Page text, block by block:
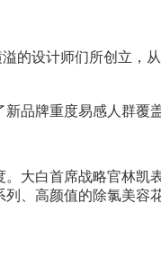
的设计师们所创立，
品牌重度易感人群覆
大白首席战略官林凯
列、高颜值的除氯美